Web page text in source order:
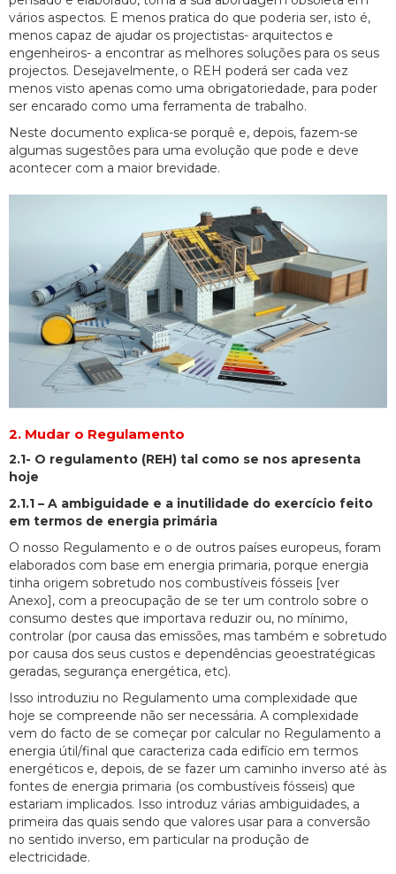
vários aspectos. E menos pratica do que poderia ser, isto é,
menos capaz de ajudar os projectistas- arquitectos e
engenheiros- a encontrar as melhores soluções para os seus
projectos. Desejavelmente, o REH poderá ser cada vez
menos visto apenas como uma obrigatoriedade, para poder
ser encarado como uma ferramenta de trabalho.
Neste documento explica-se porquê e, depois, fazem-se
algumas sugestões para uma evolução que pode e deve
acontecer com a maior brevidade.
2. Mudar o Regulamento
2.1- O regulamento (REH) tal como se nos apresenta
hoje
2.1.1 – A ambiguidade e a inutilidade do exercício feito
em termos de energia primária
O nosso Regulamento e o de outros países europeus, foram
elaborados com base em energia primaria, porque energia
tinha origem sobretudo nos combustíveis fósseis [ver
Anexo], com a preocupação de se ter um controlo sobre o
consumo destes que importava reduzir ou, no mínimo,
controlar (por causa das emissões, mas também e sobretudo
por causa dos seus custos e dependências geoestratégicas
geradas, segurança energética, etc).
Isso introduziu no Regulamento uma complexidade que
hoje se compreende não ser necessária. A complexidade
vem do facto de se começar por calcular no Regulamento a
energia útil/final que caracteriza cada edifício em termos
energéticos e, depois, de se fazer um caminho inverso até às
fontes de energia primaria (os combustíveis fósseis) que
estariam implicados. Isso introduz várias ambiguidades, a
primeira das quais sendo que valores usar para a conversão
no sentido inverso, em particular na produção de
electricidade.